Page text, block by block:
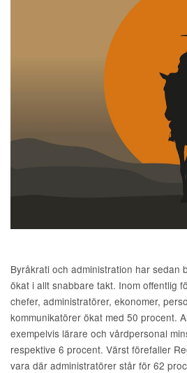
Byråkrati och administration har sedan
ökat i allt snabbare takt. Inom offentlig
chefer, administratörer, ekonomer,
kommunikatörer ökat med 50 procent.
exempelvis lärare och vårdpersonal
respektive 6 procent. Värst förefaller
vara där administratörer står för 62